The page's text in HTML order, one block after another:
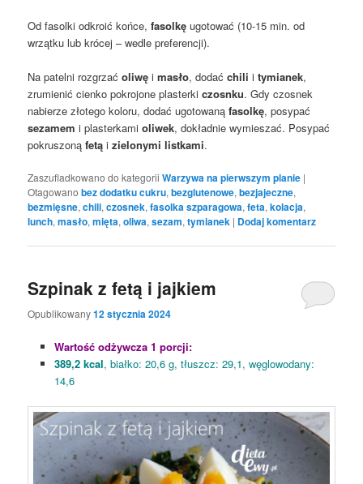
Od fasolki odkroić końce,fasolkę ugotować (10-15 min. od
wrzątku lub krócej – wedle preferencji).
Na patelni rozgrzaćoliwę imasło, dodaćchili itymianek,
zrumienić cienko pokrojone plasterkiczosnku. Gdy czosnek
nabierze złotego koloru, dodać ugotowanąfasolkę, posypać
sezamem i plasterkamioliwek, dokładnie wymieszać. Posypać
pokruszonąfetą izielonymi listkami.
Zaszufladkowano do kategorii Warzywa na pierwszym planie |
Otagowano bez dodatku cukru,bezglutenowe,bezjajeczne,
bezmięsne,chili,czosnek,fasolka szparagowa,feta,kolacja,
lunch,masło,mięta,oliwa,sezam,tymianek | Dodaj komentarz
Szpinak z fetą i jajkiem
Opublikowany12 stycznia 2024
Wartość odżywcza 1 porcji:
389,2 kcal, białko: 20,6 g, tłuszcz: 29,1, węglowodany:
14,6